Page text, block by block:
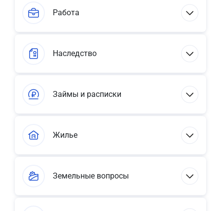
Работа
Наследство
Займы и расписки
Жилье
Земельные вопросы